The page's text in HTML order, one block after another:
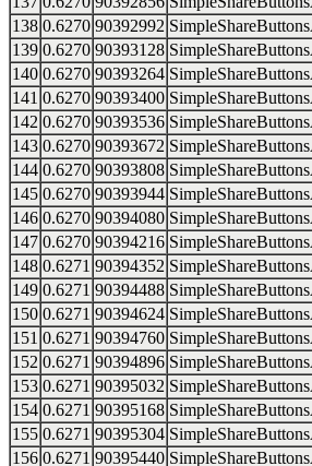
138 0.6270 90392992
139 0.6270 90393128
140 0.6270 90393264
141 0.6270 90393400
142 0.6270 90393536
143 0.6270 90393672
144 0.6270 90393808
145 0.6270 90393944
146 0.6270 90394080
147 0.6270 90394216
148 0.6271 90394352
149 0.6271 90394488
150 0.6271 90394624
151 0.6271 90394760
152 0.6271 90394896
153 0.6271 90395032
154 0.6271 90395168
155 0.6271 90395304
156 0.6271 90395440